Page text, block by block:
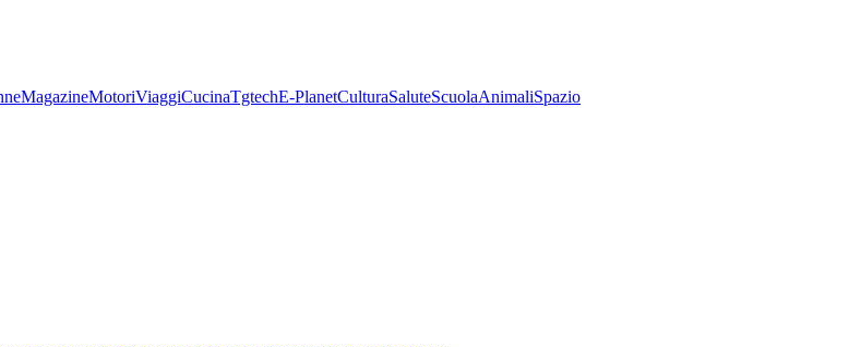
MagazineMotoriViaggiCucinaTgtechE-PlanetCulturaSaluteScuolaAnimaliSpazio